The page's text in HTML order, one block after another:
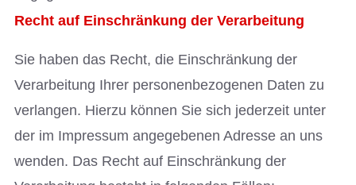
Recht auf Einschränkung der Verarbeitung
Sie haben das Recht, die Einschränkung der
Verarbeitung Ihrer personenbezogenen Daten zu
verlangen. Hierzu können Sie sich jederzeit unter
der im Impressum angegebenen Adresse an uns
wenden. Das Recht auf Einschränkung der